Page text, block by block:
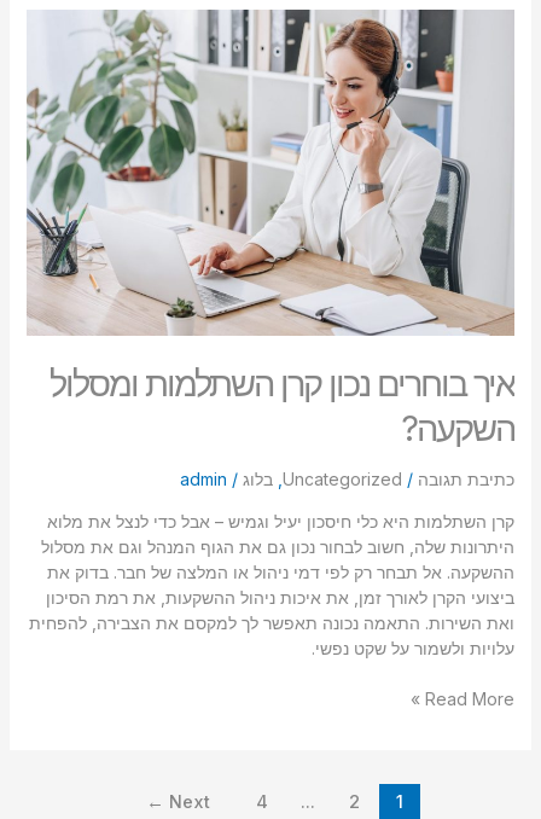
איך בוחרים נכון קרן השתלמות ומסלול
השקעה?
כתיבת תגובה /
Uncategorized
, בלוג/
admin
קרן השתלמות היא כלי חיסכון יעיל וגמיש – אבל כדי לנצל את מלוא
היתרונות שלה, חשוב לבחור נכון גם את הגוף המנהל וגם את מסלול
ההשקעה. אל תבחר רק לפי דמי ניהול או המלצה של חבר. בדוק את
ביצועי הקרן לאורך זמן, את איכות ניהול ההשקעות, את רמת הסיכון
ואת השירות. התאמה נכונה תאפשר לך למקסם את הצבירה, להפחית
עלויות ולשמור על שקט נפשי.
השתלמות
השקעה?
Read More »
1
2
…
4
Next
←